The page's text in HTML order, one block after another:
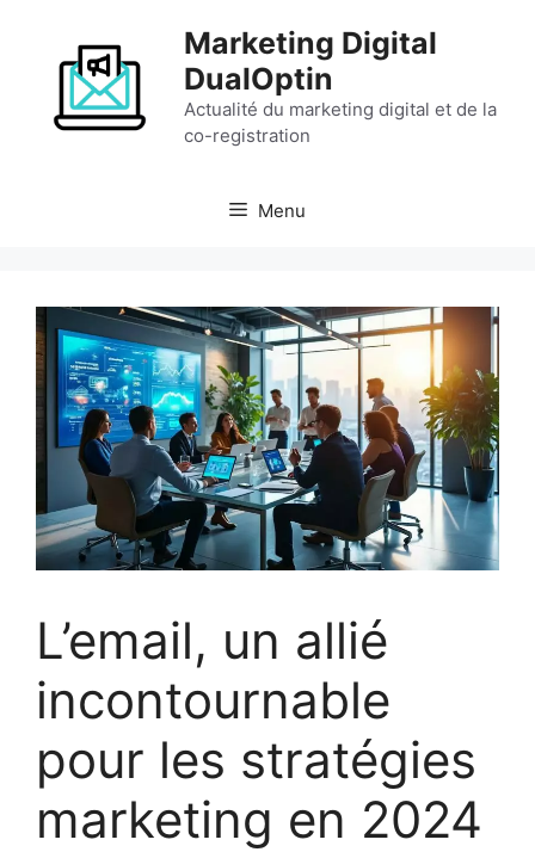
contenu
Marketing Digital
DualOptin
Actualité du marketing digital et de la
co-registration
Menu
L’email, un allié
incontournable
pour les stratégies
marketing en 2024